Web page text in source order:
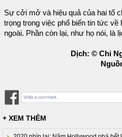
Sự cởi mở và hiệu quả của hai tổ
trọng trong việc phổ biến tin tức
ngoài. Phần còn lại, như họ nói, là
Dịch: © Chi
+ XEM THÊM